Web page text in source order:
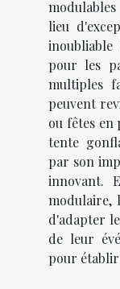
lieu
pour les
multiples
peuvent
ou fêtes
tente
par son
innovant.
modulaire,
d'adapter
de leur
pour